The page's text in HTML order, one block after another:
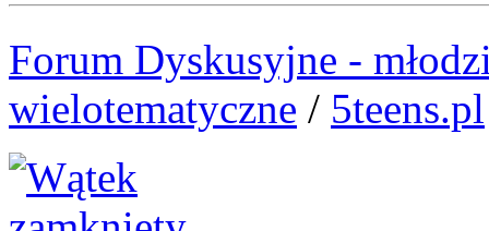
Forum Dyskusyjne -
wielotematyczne / 5teens.pl